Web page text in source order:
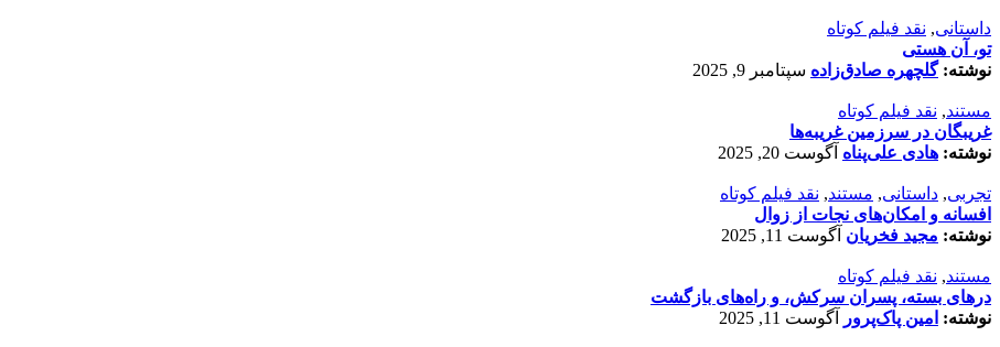
داستانی, نقد فیلم کوتاه
تو، آن هستی
نوشته:گلچهره صادق‌زاده سپتامبر 9, 2025
مستند, نقد فیلم کوتاه
غریبگان در سرزمین غریبه‌ها
نوشته: هادی علی‌پناه آگوست 20, 2025
تجربی, داستانی, مستند, نقد فیلم کوتاه
افسانه‌ و امکان‌های نجات از زوال
نوشته: مجید فخریان آگوست 11, 2025
مستند, نقد فیلم کوتاه
درهای بسته، پسران سرکش، و راه‌های بازگشت
نوشته: امین پاک‌پرور آگوست 11, 2025